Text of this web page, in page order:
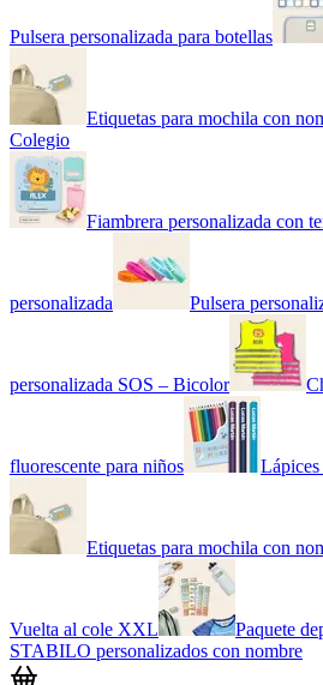
Pulsera personalizada para botellas
Etiquetas para mochila con
Colegio
Fiambrera personalizada con
personalizada Pulsera
personalizada SOS – Bicolor
fluorescente para niños Lápices
Etiquetas para mochila con
Vuelta al cole XXL Paquete
STABILO personalizados con nombre